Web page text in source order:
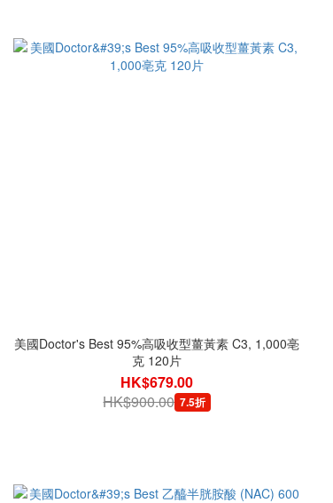
美國Doctor's Best 95%高吸收型薑黃素 C3, 1,000亳
克 120片
HK$679.00
HK$900.00 7.5折